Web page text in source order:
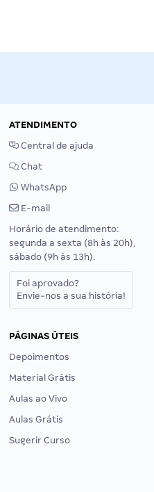
ATENDIMENTO
Central de ajuda
Chat
WhatsApp
E-mail
Horário de atendimento:
segunda a sexta (8h às 20h),
sábado (9h às 13h).
Foi aprovado?
Envie-nos a sua história!
PÁGINAS ÚTEIS
Depoimentos
Material Grátis
Aulas ao Vivo
Aulas Grátis
Sugerir Curso